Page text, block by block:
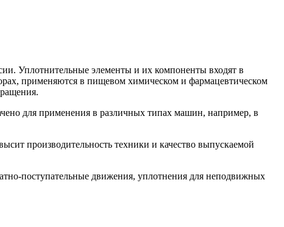
Уплотнительные элементы и их компоненты входят в
применяются в пищевом химическом и фармацевтическом
для применения в различных типах машин, например, в
производительность техники и качество выпускаемой
поступательные движения, уплотнения для неподвижных